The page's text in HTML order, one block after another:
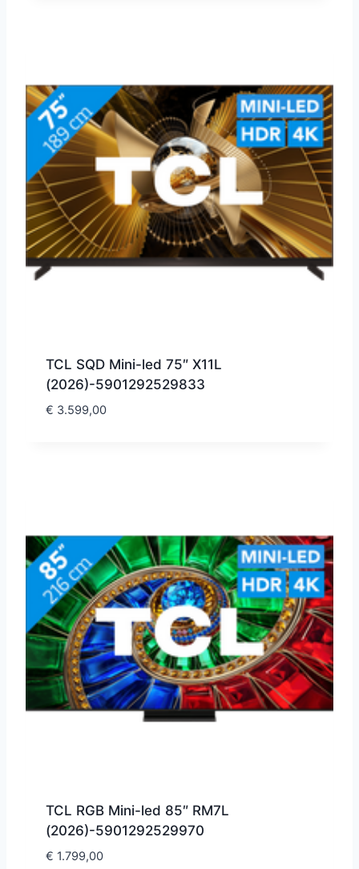
TCL SQD Mini-led 75″ X11L
(2026)-5901292529833
€ 3.599,00
TCL RGB Mini-led 85″ RM7L
(2026)-5901292529970
€ 1.799,00